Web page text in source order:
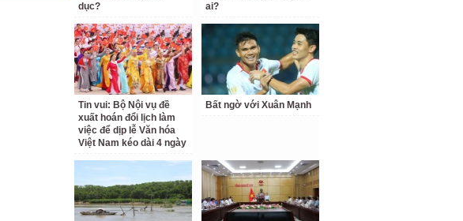
dục?
ai?
Tin vui: Bộ Nội vụ đề
xuất hoán đổi lịch làm
việc để dịp lễ Văn hóa
Việt Nam kéo dài 4 ngày
Bất ngờ với Xuân Mạnh